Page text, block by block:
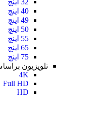
32 اینچ
40 اینچ
49 اینچ
50 اینچ
55 اینچ
65 اینچ
75 اینچ
تلویزیون
4K
Full HD
HD